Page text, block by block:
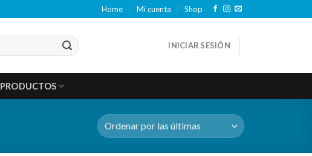
Home Mi cuenta Shop
INICIAR SESIÓN
PRODUCTOS